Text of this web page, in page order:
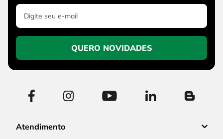
QUERO NOVIDADES
Atendimento